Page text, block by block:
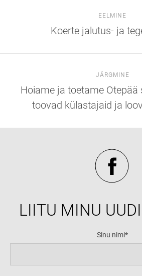
EELMINE
Koerte jalutus- ja
JÄRGMINE
Hoiame ja toetame Otepää
toovad külastajaid ja
LIITU MINU
Sinu nimi